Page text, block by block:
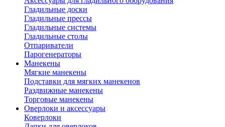
Гладильные доски
Гладильные прессы
Гладильные системы
Гладильные столы
Отпариватели
Парогенераторы
Манекены
Мягкие манекены
Подставки для мягких манекенов
Раздвижные манекены
Торговые манекены
Оверлоки и аксессуары
Коверлоки